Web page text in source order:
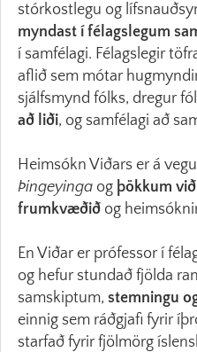
stórkostlegu og
myndast í félagslegum
í samfélagi. Félagslegir
aflið sem mótar
sjálfsmynd fólks, dregur
að liði, og samfélagi að
Heimsókn Viðars er á
Þingeyinga og þökkum
frumkvæðið og
En Viðar er prófessor í
og hefur stundað fjölda
samskiptum, stemningu
einnig sem ráðgjafi fyrir
starfað fyrir fjölmörg